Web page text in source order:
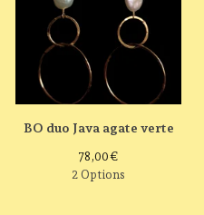
BO duo Java agate verte
78,00€
2 Options